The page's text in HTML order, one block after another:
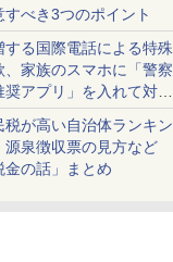
すべき3つのポイント
する国際電話による特殊
、家族のスマホに「警察
奨アプリ」を入れて対策
う！
税が高い自治体ランキン
源泉徴収票の見方など
金の話」まとめ